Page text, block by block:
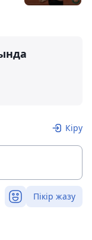
Кіру
Пікір жазу